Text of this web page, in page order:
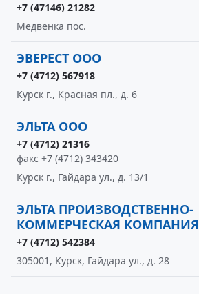
+7 (47146) 21282
Медвенка пос.
ЭВЕРЕСТ ООО
+7 (4712) 567918
Курск г., Красная пл., д. 6
ЭЛЬТА ООО
+7 (4712) 21316
факс +7 (4712) 343420
Курск г., Гайдара ул., д. 13/1
ЭЛЬТА ПРОИЗВОДСТВЕННО-
КОММЕРЧЕСКАЯ КОМПАНИЯ
+7 (4712) 542384
305001, Курск, Гайдара ул., д. 28